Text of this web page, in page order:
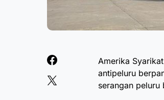
Amerika
antipeluru
serangan peluru